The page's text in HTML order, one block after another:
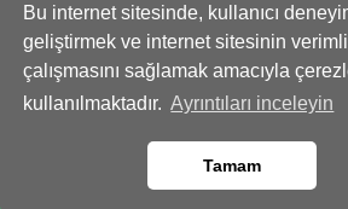
Bu internet sitesinde, kullanıcı
geliştirmek ve internet sitesinin verimli
çalışmasını sağlamak amacıyla
kullanılmaktadır. Ayrıntıları inceleyin
Tamam
Butik Pasta Nedir?
Tüm Blog Yazıları